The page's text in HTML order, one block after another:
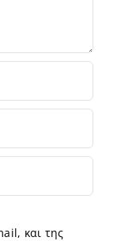
και της